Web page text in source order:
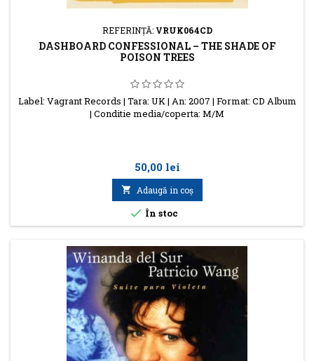
REFERINŢĂ: VRUK064CD
DASHBOARD CONFESSIONAL ‎– THE SHADE OF
POISON TREES
Label: Vagrant Records | Tara: UK | An: 2007 | Format: CD Album
| Conditie media/coperta: M/M
Preţ
50,00 lei
 Adaugă in coş
 În stoc